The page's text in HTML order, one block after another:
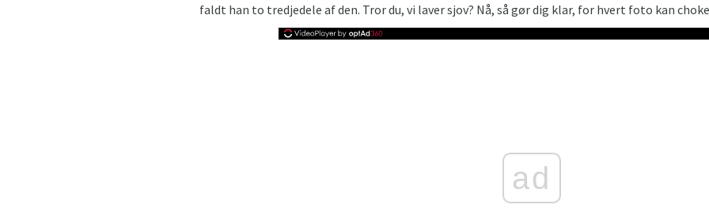
faldt han to tredjedele af den. Tror du, vi laver sjov? Nå, så gør dig klar, for hvert foto kan
ad